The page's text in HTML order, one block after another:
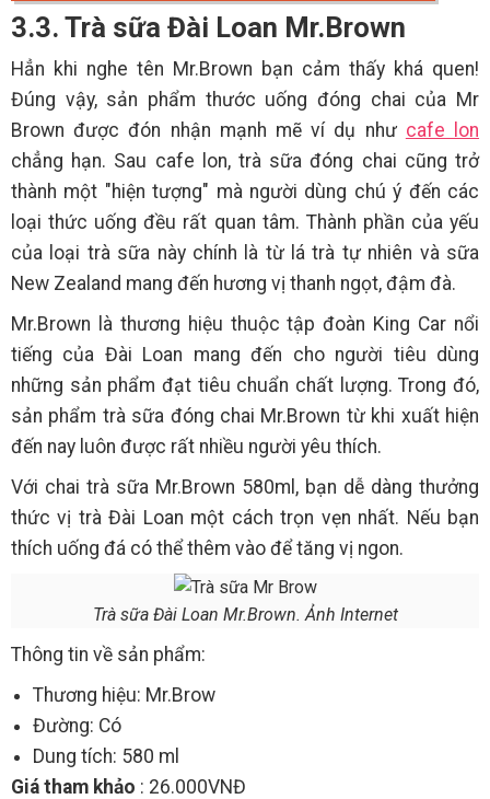
3.3. Trà sữa Đài Loan Mr.Brown
Hẳn khi nghe tên Mr.Brown bạn cảm thấy khá quen!
Đúng vậy, sản phẩm thước uống đóng chai của Mr
Brown được đón nhận mạnh mẽ ví dụ như cafe lon
chẳng hạn. Sau cafe lon, trà sữa đóng chai cũng trở
thành một "hiện tượng" mà người dùng chú ý đến các
loại thức uống đều rất quan tâm. Thành phần của yếu
của loại trà sữa này chính là từ lá trà tự nhiên và sữa
New Zealand mang đến hương vị thanh ngọt, đậm đà.
Mr.Brown là thương hiệu thuộc tập đoàn King Car nổi
tiếng của Đài Loan mang đến cho người tiêu dùng
những sản phẩm đạt tiêu chuẩn chất lượng. Trong đó,
sản phẩm trà sữa đóng chai Mr.Brown từ khi xuất hiện
đến nay luôn được rất nhiều người yêu thích.
Với chai trà sữa Mr.Brown 580ml, bạn dễ dàng thưởng
thức vị trà Đài Loan một cách trọn vẹn nhất. Nếu bạn
thích uống đá có thể thêm vào để tăng vị ngon.
Trà sữa Đài Loan Mr.Brown. Ảnh Internet
Thông tin về sản phẩm:
Thương hiệu: Mr.Brow
Đường: Có
Dung tích: 580 ml
Giá tham khảo : 26.000VNĐ